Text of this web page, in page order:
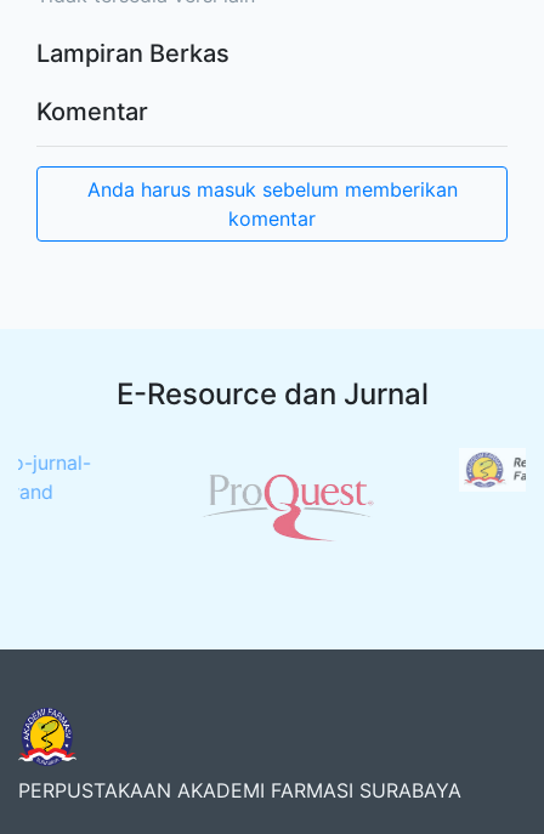
Lampiran Berkas
Komentar
Anda harus masuk sebelum memberikan
komentar
E-Resource dan Jurnal
PERPUSTAKAAN AKADEMI FARMASI SURABAYA